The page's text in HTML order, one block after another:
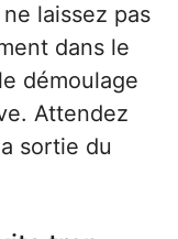
laissez pas
dans le
démoulage
Attendez
sortie du